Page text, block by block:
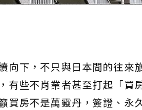
向下，不只與日本間的往來
有些不肖業者甚至打起「買
買房不是萬靈丹，簽證、永